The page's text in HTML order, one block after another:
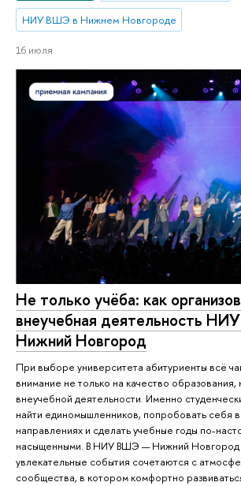
НИУ ВШЭ в Нижнем Новгороде
16 июля
Не только учёба: как
внеучебная деятельность
Нижний Новгород
При выборе университета абитуриенты всё
внимание не только на качество
внеучебной деятельности. Именно
найти единомышленников, попробовать себя
направлениях и сделать учебные годы по-
насыщенными. В НИУ ВШЭ — Нижний Новгород
увлекательные события сочетаются с
сообщества, в котором комфортно